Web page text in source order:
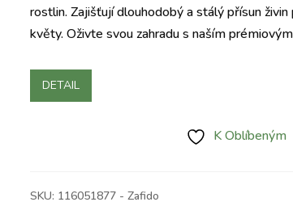
rostlin. Zajišťují dlouhodobý a stálý přísun
květy. Oživte svou zahradu s naším
DETAIL
K Oblíbeným
SKU: 116051877 - Zafido